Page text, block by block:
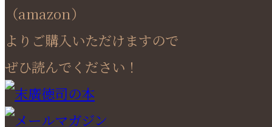
（amazon）
よりご購入いただけますので
ぜひ読んでください！